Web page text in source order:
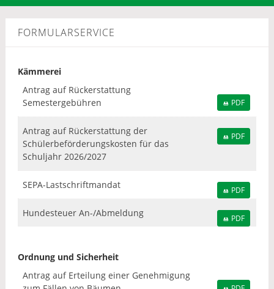
FORMULARSERVICE
Kämmerei
Antrag auf Rückerstattung
Semestergebühren
PDF
Antrag auf Rückerstattung der
Schülerbeförderungskosten für das
Schuljahr 2026/2027
PDF
SEPA-Lastschriftmandat PDF
Hundesteuer An-/Abmeldung PDF
Ordnung und Sicherheit
Antrag auf Erteilung einer Genehmigung